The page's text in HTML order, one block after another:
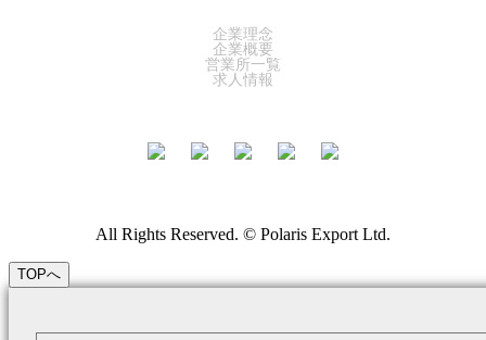
企業理念
企業概要
営業所一覧
求人情報
All Rights Reserved. © Polaris Export Ltd.
TOPへ